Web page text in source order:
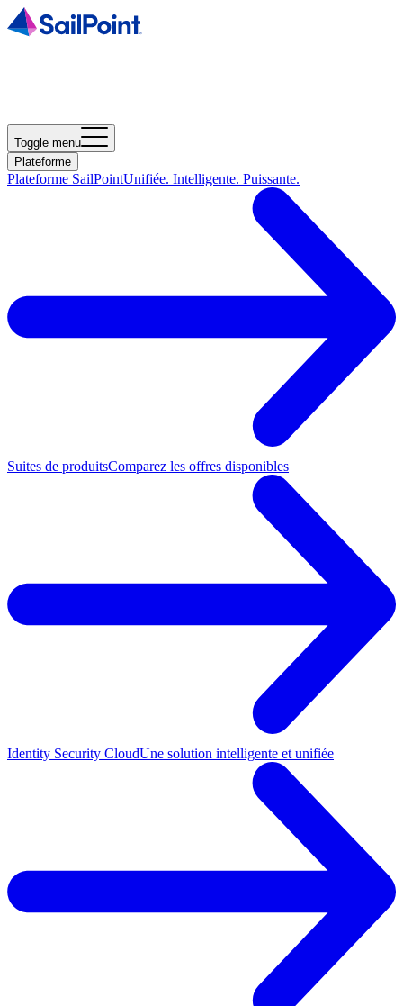
Toggle menu
Plateforme
Plateforme SailPointUnifiée. Intelligente. Puissante.
Suites de produitsComparez les offres disponibles
Identity Security CloudUne solution intelligente et unifiée